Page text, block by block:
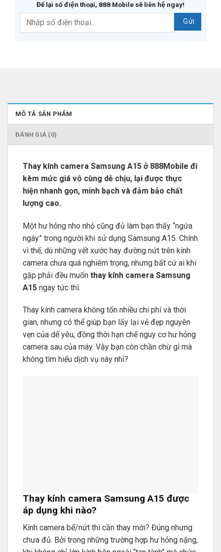
Để lại số điện thoại, 888 Mobile sẽ liên hệ ngay!
MÔ TẢ SẢN PHẨM
ĐÁNH GIÁ (0)
Thay kính camera Samsung A15 ở 888Mobile đi
kèm mức giá vô cùng dễ chịu, lại được thực
hiện nhanh gọn, minh bạch và đảm bảo chất
lượng cao.
Một hư hỏng nho nhỏ cũng đủ làm bạn thấy “ngứa
ngáy” trong người khi sử dụng Samsung A15. Chính
vì thế, dù những vết xước hay đường nứt trên kính
camera chưa quá nghiêm trọng, nhưng bất cứ ai khi
gặp phải đều muốn thay kính camera Samsung
A15 ngay tức thì.
Thay kính camera không tốn nhiều chi phí và thời
gian, nhưng có thể giúp bạn lấy lại vẻ đẹp nguyên
vẹn của dế yêu, đồng thời hạn chế nguy cơ hư hỏng
camera sau của máy. Vậy bạn còn chần chừ gì mà
không tìm hiểu dịch vụ này nhỉ?
Thay kính camera Samsung A15 được
áp dụng khi nào?
Kính camera bể/nứt thì cần thay mới? Đúng nhưng
chưa đủ. Bởi trong những trường hợp hư hỏng nặng,